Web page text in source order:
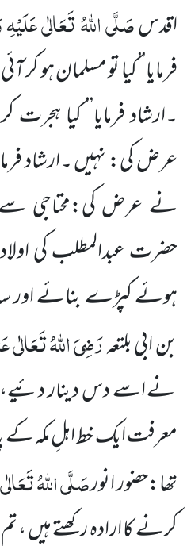
اقدسصَلَّی اللّٰہُ تَعَالٰی
فرمایا’’ کیا تو مسلمان
۔ارشاد فرمایا’’ کیا
عرض کی: نہیں ۔ارشاد
نے عرض کی:محتاجی
حضرت عبدالمطلب کی
ہوئے کپڑے بنائے اور
بن ابی بلتعہرَضِیَ اللّٰہُ
نے اسے دس دینار
معرفت ایک خط اہلِ مکہ کے
تھا:حضور انورصَلَّی اللّٰہُ
کرنے کا ارادہ رکھتے ہیں ،